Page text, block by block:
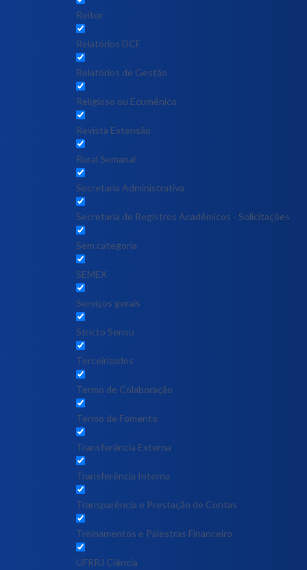
Reitor
Relatórios DCF
Relatórios de Gestão
Religioso ou Ecumênico
Revista Extensão
Rural Semanal
Secretaria Administrativa
Secretaria de Registros Acadêmicos - Solicitações
Sem categoria
SEMEX
Serviços gerais
Stricto Sensu
Terceirizados
Termo de Colaboração
Termo de Fomento
Transferência Externa
Transferência Interna
Transparência e Prestação de Contas
Treinamentos e Palestras Financeiro
UFRRJ Ciência